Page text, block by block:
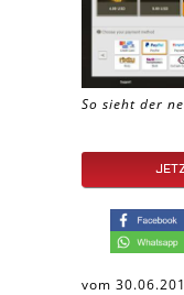
So sieht der
vom